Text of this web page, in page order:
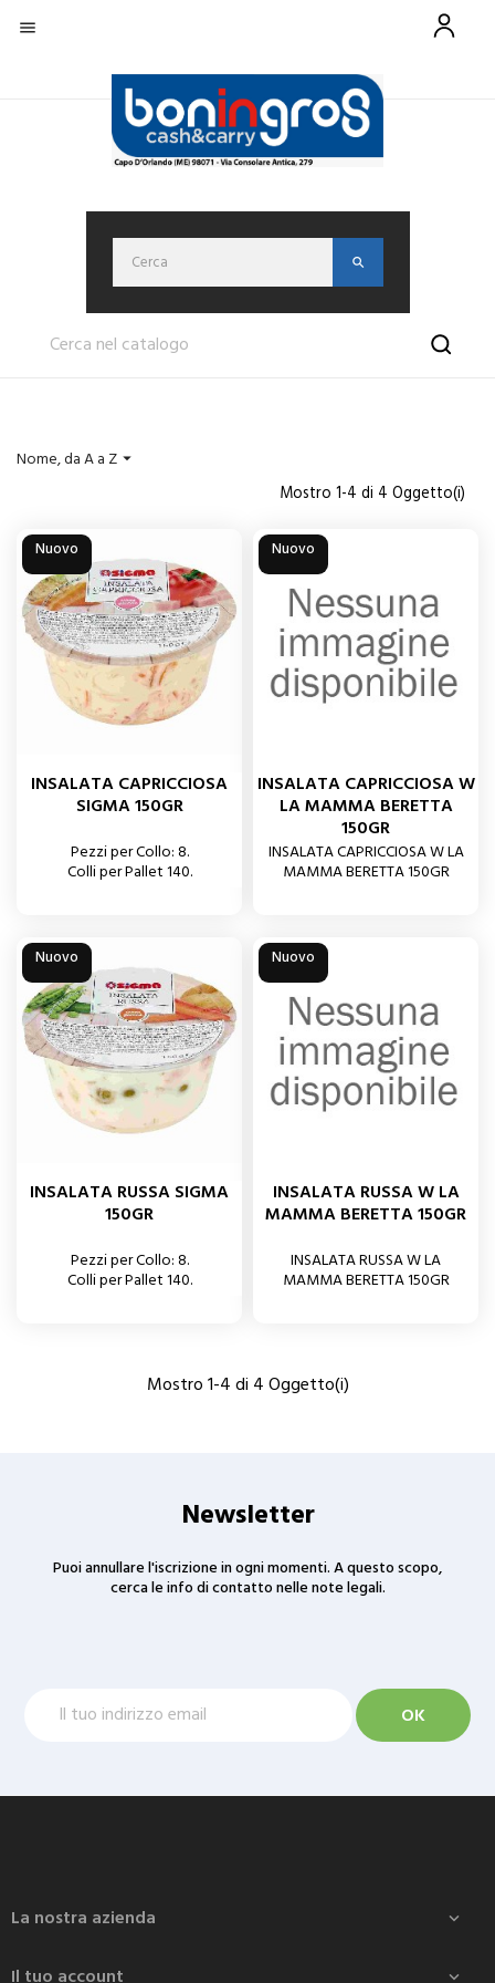

Nome, da A a Z 
Mostro 1-4 di 4 Oggetto(i)
Nuovo
INSALATA CAPRICCIOSA
SIGMA 150GR
Pezzi per Collo: 8.
Colli per Pallet 140.
Nuovo
INSALATA CAPRICCIOSA W
LA MAMMA BERETTA
150GR
INSALATA CAPRICCIOSA W LA
MAMMA BERETTA 150GR
Nuovo
INSALATA RUSSA SIGMA
150GR
Pezzi per Collo: 8.
Colli per Pallet 140.
Nuovo
INSALATA RUSSA W LA
MAMMA BERETTA 150GR
INSALATA RUSSA W LA
MAMMA BERETTA 150GR
Mostro 1-4 di 4 Oggetto(i)
Newsletter
Puoi annullare l'iscrizione in ogni momenti. A questo scopo,
cerca le info di contatto nelle note legali.
La nostra azienda 
